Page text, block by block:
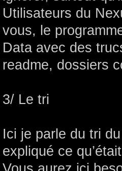
Utilisateurs du
vous, le
Data avec des
readme, dossiers
3/ Le tri
Ici je parle du tri
expliqué ce